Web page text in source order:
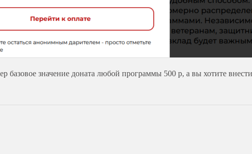
значение доната любой программы 500 р, а вы хотите